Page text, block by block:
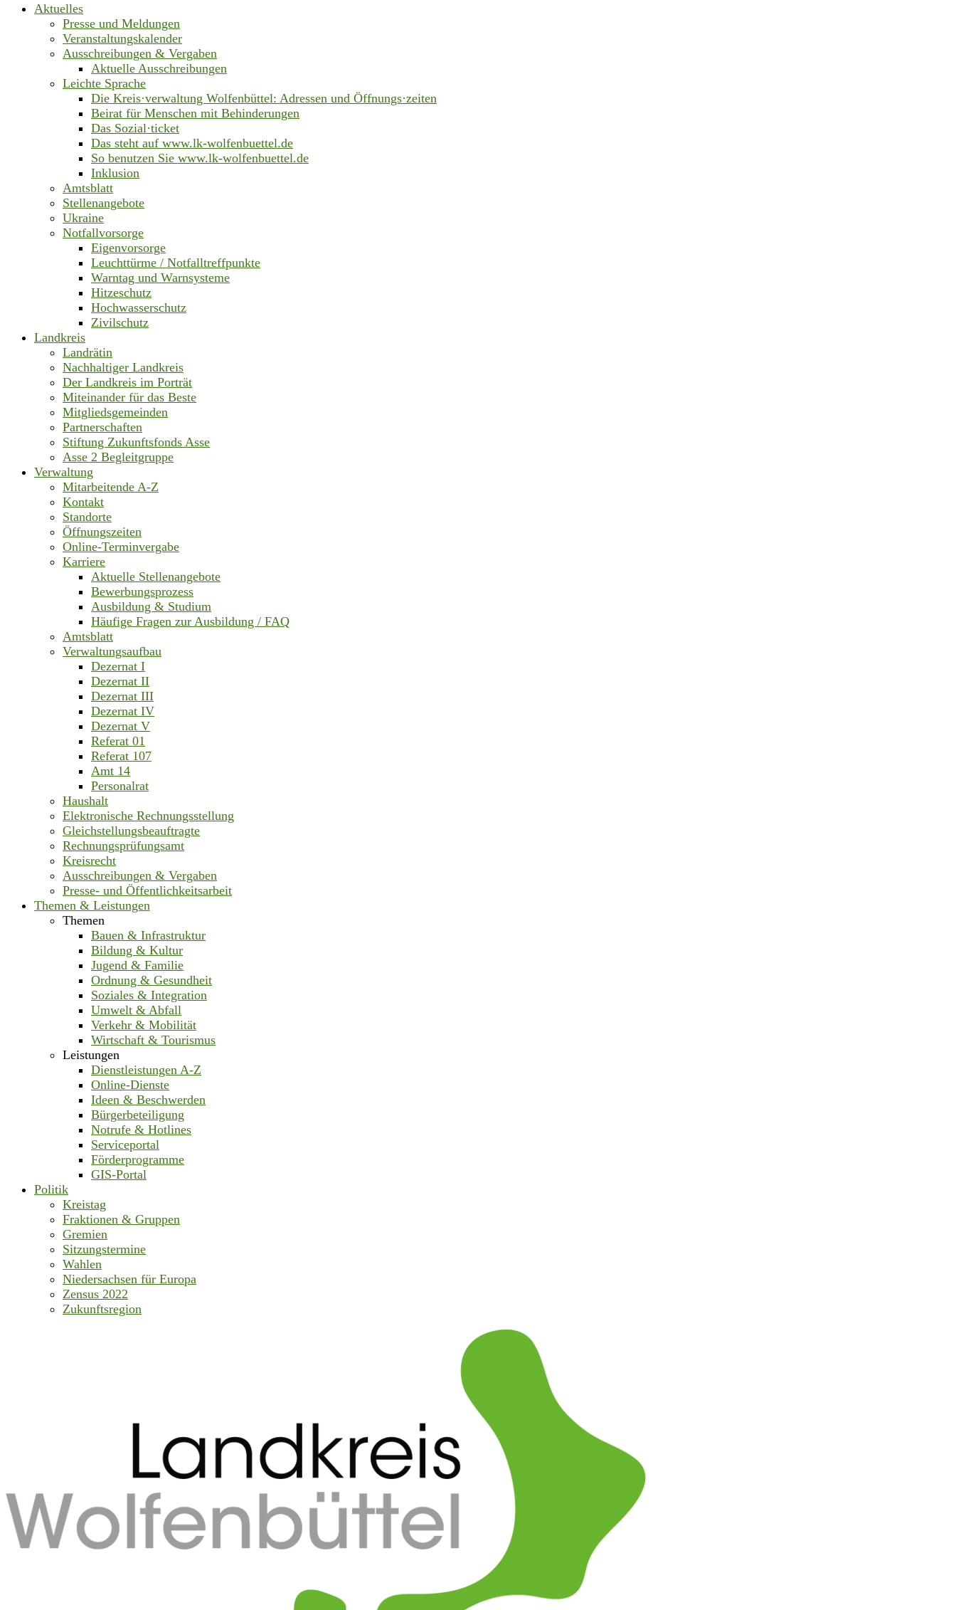
Aktuelles
Presse und Meldungen
Veranstaltungskalender
Ausschreibungen & Vergaben
Aktuelle Ausschreibungen
Leichte Sprache
Die Kreis·verwaltung Wolfenbüttel: Adressen und Öffnungs·zeiten
Beirat für Menschen mit Behinderungen
Das Sozial·ticket
Das steht auf www.lk-wolfenbuettel.de
So benutzen Sie www.lk-wolfenbuettel.de
Inklusion
Amtsblatt
Stellenangebote
Ukraine
Notfallvorsorge
Eigenvorsorge
Leuchttürme / Notfalltreffpunkte
Warntag und Warnsysteme
Hitzeschutz
Hochwasserschutz
Zivilschutz
Landkreis
Landrätin
Nachhaltiger Landkreis
Der Landkreis im Porträt
Miteinander für das Beste
Mitgliedsgemeinden
Partnerschaften
Stiftung Zukunftsfonds Asse
Asse 2 Begleitgruppe
Verwaltung
Mitarbeitende A-Z
Kontakt
Standorte
Öffnungszeiten
Online-Terminvergabe
Karriere
Aktuelle Stellenangebote
Bewerbungsprozess
Ausbildung & Studium
Häufige Fragen zur Ausbildung / FAQ
Amtsblatt
Verwaltungsaufbau
Dezernat I
Dezernat II
Dezernat III
Dezernat IV
Dezernat V
Referat 01
Referat 107
Amt 14
Personalrat
Haushalt
Elektronische Rechnungsstellung
Gleichstellungsbeauftragte
Rechnungsprüfungsamt
Kreisrecht
Ausschreibungen & Vergaben
Presse- und Öffentlichkeitsarbeit
Themen & Leistungen
Themen
Bauen & Infrastruktur
Bildung & Kultur
Jugend & Familie
Ordnung & Gesundheit
Soziales & Integration
Umwelt & Abfall
Verkehr & Mobilität
Wirtschaft & Tourismus
Leistungen
Dienstleistungen A-Z
Online-Dienste
Ideen & Beschwerden
Bürgerbeteiligung
Notrufe & Hotlines
Serviceportal
Förderprogramme
GIS-Portal
Politik
Kreistag
Fraktionen & Gruppen
Gremien
Sitzungstermine
Wahlen
Niedersachsen für Europa
Zensus 2022
Zukunftsregion